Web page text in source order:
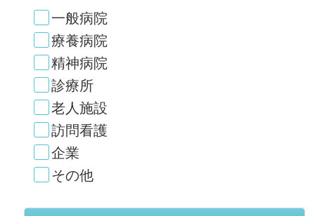
一般病院
療養病院
精神病院
診療所
老人施設
訪問看護
企業
その他